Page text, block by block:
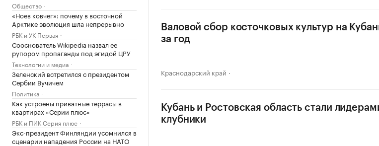
Общество
«Ноев ковчег»: почему в восточной
Арктике эволюция шла непрерывно
РБК и УК Первая
Сооснователь Wikipedia назвал ее
рупором пропаганды под эгидой ЦРУ
Технологии и медиа
Зеленский встретился с президентом
Сербии Вучичем
Политика
Как устроены приватные террасы в
квартирах «Серии плюс»
РБК и ПИК Серия плюс
Экс-президент Финляндии усомнился в
сценарии нападения России на НАТО
Валовой сбор косточковых культур на
за год
Краснодарский край
Кубань и Ростовская область стали
клубники